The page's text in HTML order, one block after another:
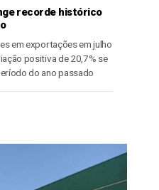
recorde histórico
em exportações em julho
positiva de 20,7% se
do ano passado